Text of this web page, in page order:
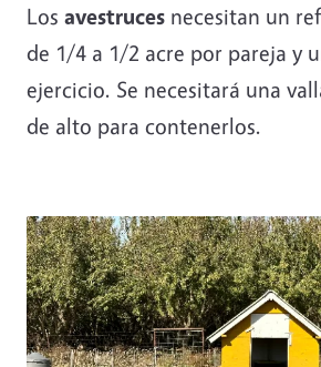
Los avestruces necesitan un
de 1/4 a 1/2 acre por pareja y
ejercicio. Se necesitará una
de alto para contenerlos.